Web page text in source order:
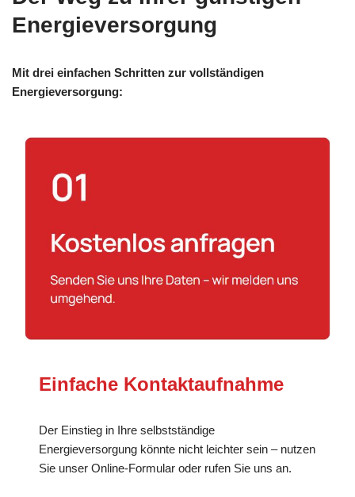
Energieversorgung
Mit drei einfachen Schritten zur vollständigen
Energieversorgung:
Einfache Kontaktaufnahme
Der Einstieg in Ihre selbstständige
Energieversorgung könnte nicht leichter sein – nutzen
Sie unser Online-Formular oder rufen Sie uns an.